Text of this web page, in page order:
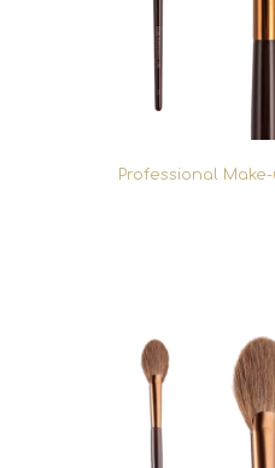
Professional Make-